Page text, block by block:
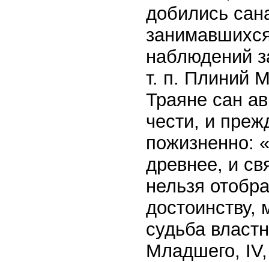
добились
наблюдений
т. п. Плиний
Траяне сан
чести, и
пожизненно:
древнее, и
нельзя
достоинству,
судьба
Младшего,